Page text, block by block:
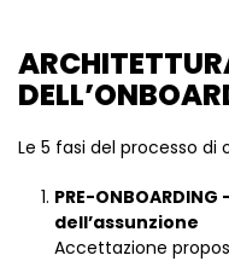
Le 5 fasi del processo di
PRE-
dell’assunzione
Accettazione